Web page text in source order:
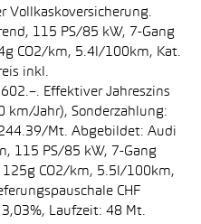
Vollkaskoversicherung.
115 PS/85 kW, 7-Gang
CO2/km, 5.4l/100km, Kat.
inkl.
Effektiver Jahreszins
km/Jahr), Sonderzahlung:
244.39/Mt. Abgebildet: Audi
115 PS/85 kW, 7-Gang
CO2/km, 5.5l/100km,
CHF
Laufzeit: 48 Mt.